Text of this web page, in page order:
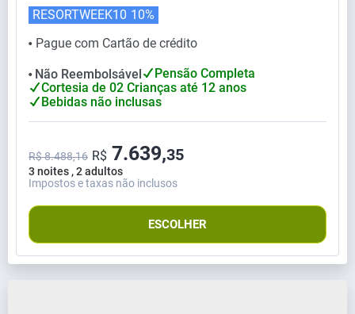
⬤ Pague com Cartão de crédito
RESORTWEEK10 10%
⬤ Não Reembolsável
Pensão Completa
Cortesia de 02 Crianças até 12 anos
Bebidas não inclusas
3 noites , 2 adultos
R$ 8.488,16 R$ 7.639,35
Impostos e taxas não inclusos
ESCOLHER